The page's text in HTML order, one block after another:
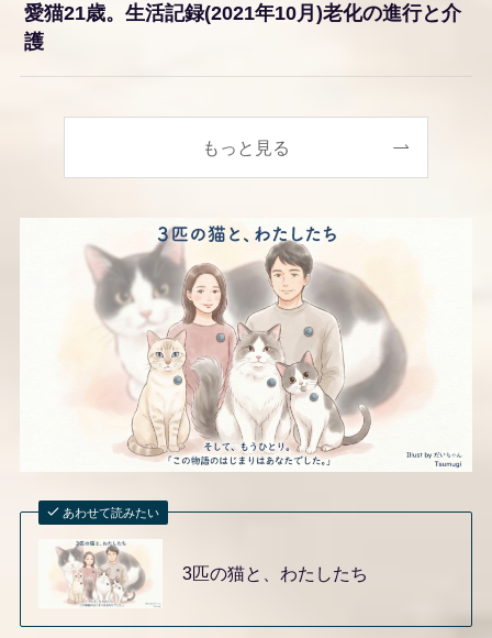
愛猫21歳。生活記録(2021年10月)老化の進行と介
護
もっと見る
あわせて読みたい
3匹の猫と、わたしたち